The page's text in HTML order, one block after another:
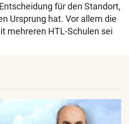
für den Standort,
Ursprung hat. Vor allem die
mehreren HTL-Schulen sei